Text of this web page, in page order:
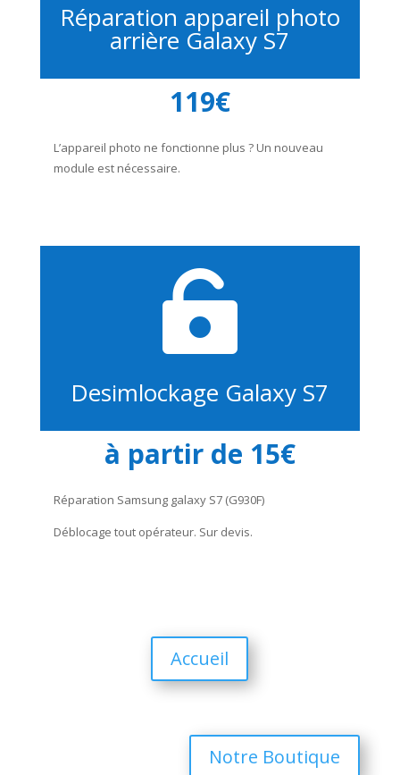
Réparation appareil photo
arrière Galaxy S7
119€
L’appareil photo ne fonctionne plus ? Un nouveau
module est nécessaire.

Desimlockage Galaxy S7
à partir de 15€
Réparation Samsung galaxy S7 (G930F)
Déblocage tout opérateur. Sur devis.
Accueil
Notre Boutique